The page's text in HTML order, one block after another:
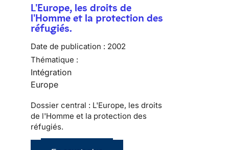
L'Europe, les droits de
l'Homme et la protection des
réfugiés.
Date de publication : 2002
Thématique :
Intégration
Europe
Dossier central : L'Europe, les droits
de l'Homme et la protection des
réfugiés.